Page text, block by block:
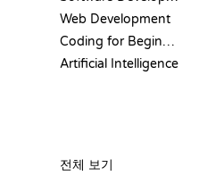
Web Development
Coding for Beginners
Artificial Intelligence
전체 보기